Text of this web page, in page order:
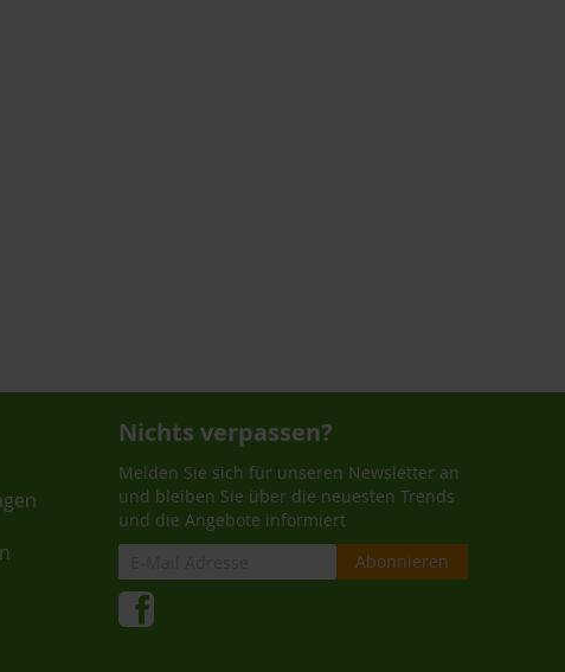
Nichts verpassen?
Melden Sie sich für unseren Newsletter an
und bleiben Sie über die neuesten Trends
und die Angebote informiert
Abonnieren